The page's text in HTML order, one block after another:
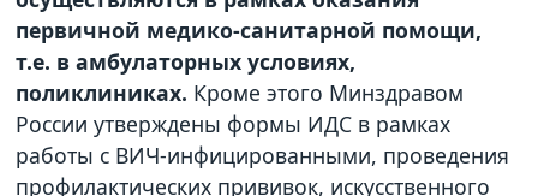
первичной медико-санитарной помощи,
т.е. в амбулаторных условиях,
поликлиниках. Кроме этого Минздравом
России утверждены формы ИДС в рамках
работы с ВИЧ-инфицированными, проведения
профилактических прививок, искусственного